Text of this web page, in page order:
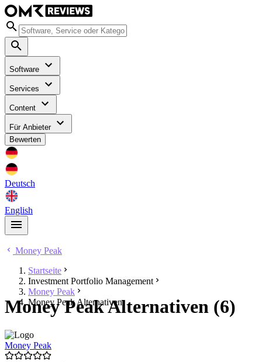
Software
Services
Content
Für Anbieter
Bewerten
Deutsch
English
Money Peak
Startseite
Investment Portfolio Management
Money Peak
Money Peak Alternativen
Money Peak Alternativen (6)
Money Peak